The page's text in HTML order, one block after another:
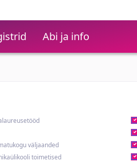
Abi ja info
väljaanded
toimetised